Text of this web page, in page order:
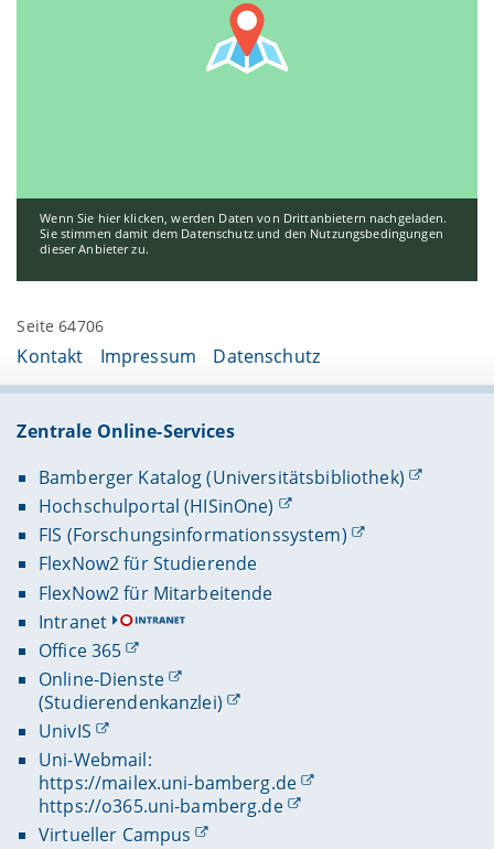
Wenn Sie hier klicken, werden Daten von Drittanbietern nachgeladen.
Sie stimmen damit dem Datenschutz und den Nutzungsbedingungen
dieser Anbieter zu.
Seite 64706
Kontakt Impressum Datenschutz
Zentrale Online-Services
Bamberger Katalog (Universitätsbibliothek)
Hochschulportal (HISinOne)
FIS (Forschungsinformationssystem)
FlexNow2 für Studierende
FlexNow2 für Mitarbeitende
Intranet
Office 365
Online-Dienste
(Studierendenkanzlei)
UnivIS
Uni-Webmail:
https://mailex.uni-bamberg.de
https://o365.uni-bamberg.de
Virtueller Campus